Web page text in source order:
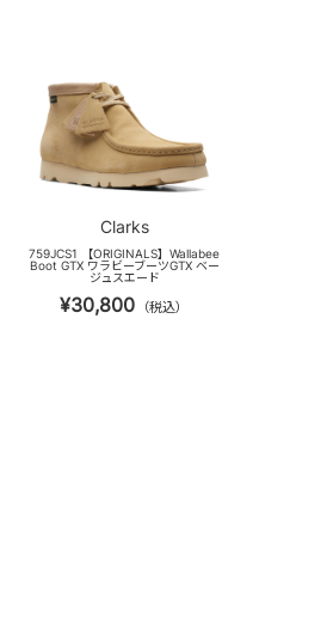
Clarks
759JCS1 【ORIGINALS】Wallabee
Boot GTX ワラビーブーツGTX ベー
ジュスエード
¥30,800 （税込）